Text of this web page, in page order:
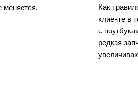
меняется.
Как
клиенте в
с
редкая